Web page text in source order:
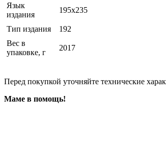
Язык
издания
195x235
Тип издания
192
Вес в
упаковке, г
2017
Перед покупкой уточняйте технические
Маме в помощь!